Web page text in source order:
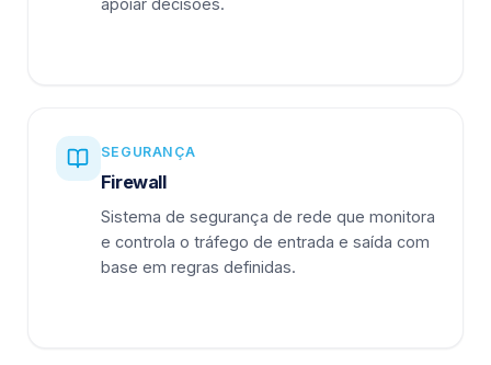
apoiar decisões.
SEGURANÇA
Firewall
Sistema de segurança de rede que monitora
e controla o tráfego de entrada e saída com
base em regras definidas.